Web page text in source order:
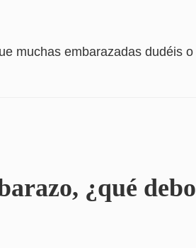
muchas embarazadas dudéis
¿qué